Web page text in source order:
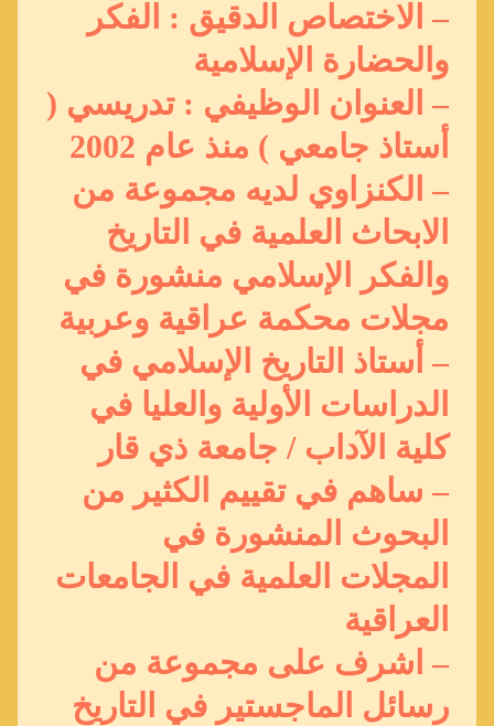
– الاختصاص الدقيق : الفكر
والحضارة الإسلامية
– العنوان الوظيفي : تدريسي (
أستاذ جامعي ) منذ عام 2002
– الكنزاوي لديه مجموعة من
الابحاث العلمية في التاريخ
والفكر الإسلامي منشورة في
مجلات محكمة عراقية وعربية
– أستاذ التاريخ الإسلامي في
الدراسات الأولية والعليا في
كلية الآداب / جامعة ذي قار
– ساهم في تقييم الكثير من
البحوث المنشورة في
المجلات العلمية في الجامعات
العراقية
– اشرف على مجموعة من
رسائل الماجستير في التاريخ